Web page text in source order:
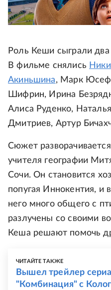
Роль Кеши сыграли
В фильме снялись
Акиньшина, Марк
Шифрин, Ирина
Алиса Руденко,
Дмитриев, Артур
Сюжет
учителя географии
Сочи. Он становится
попугая Иннокентия, и
него много общего с
разлучены со своими
Кеша решают помочь
ЧИТАЙТЕ ТАКЖЕ
Вышел трейлер
"Комбинация" с